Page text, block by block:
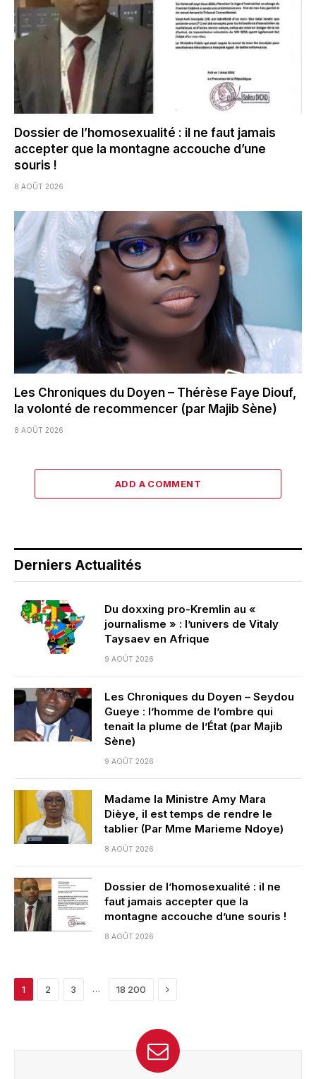
Dossier de l’homosexualité : il ne faut jamais
accepter que la montagne accouche d’une
souris !
8 AOÛT 2026
Les Chroniques du Doyen – Thérèse Faye Diouf,
la volonté de recommencer (par Majib Sène)
8 AOÛT 2026
ADD A COMMENT
Derniers Actualités
Du doxxing pro-Kremlin au «
journalisme » : l’univers de Vitaly
Taysaev en Afrique
9 AOÛT 2026
Les Chroniques du Doyen – Seydou
Gueye : l’homme de l’ombre qui
tenait la plume de l’État (par Majib
Sène)
9 AOÛT 2026
Madame la Ministre Amy Mara
Dièye, il est temps de rendre le
tablier (Par Mme Marieme Ndoye)
8 AOÛT 2026
Dossier de l’homosexualité : il ne
faut jamais accepter que la
montagne accouche d’une souris !
8 AOÛT 2026
1 2 3 … 18 200 Next